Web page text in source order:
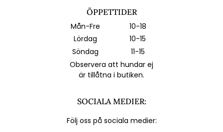
ÖPPETTIDER
Mån-Fre
10-18
Lördag
10-15
Söndag
11-15
Observera att hundar ej
är tillåtna i butiken.
SOCIALA MEDIER:
Följ oss på sociala medier: